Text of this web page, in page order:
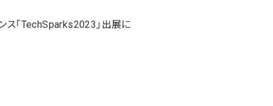
ス「TechSparks2023」出展に